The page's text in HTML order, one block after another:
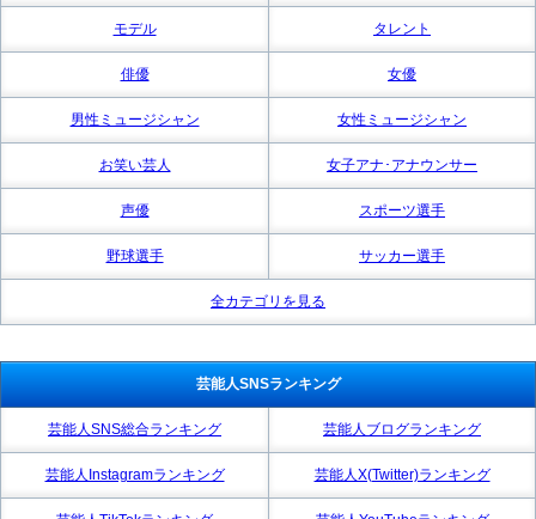
モデル タレント
俳優 女優
男性ミュージシャン 女性ミュージシャン
お笑い芸人 女子アナ･アナウンサー
声優 スポーツ選手
野球選手 サッカー選手
全カテゴリを見る
芸能人SNSランキング
芸能人SNS総合ランキング 芸能人ブログランキング
芸能人Instagramランキング 芸能人X(Twitter)ランキング